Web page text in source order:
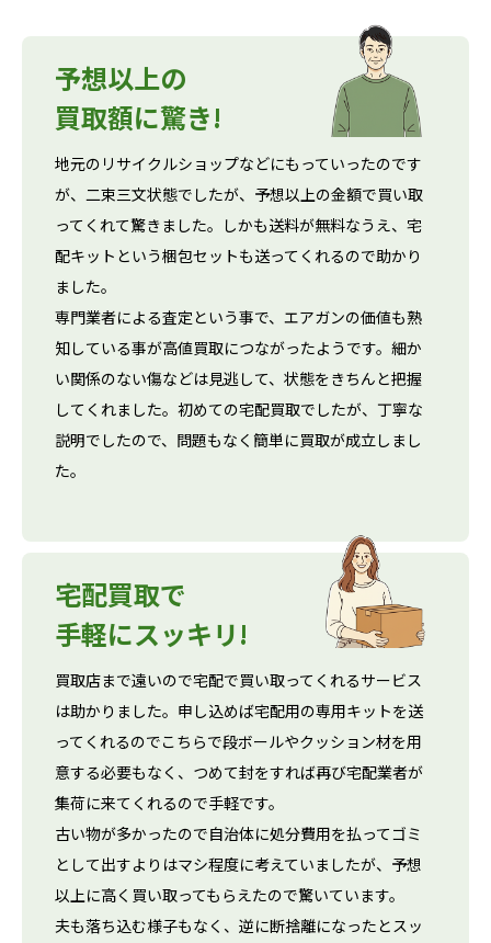
予想以上の
買取額に驚き!
地元のリサイクルショップなどにもっていったのです
が、二束三文状態でしたが、予想以上の金額で買い取
ってくれて驚きました。しかも送料が無料なうえ、宅
配キットという梱包セットも送ってくれるので助かり
ました。
専門業者による査定という事で、エアガンの価値も熟
知している事が高値買取につながったようです。細か
い関係のない傷などは見逃して、状態をきちんと把握
してくれました。初めての宅配買取でしたが、丁寧な
説明でしたので、問題もなく簡単に買取が成立しまし
た。
宅配買取で
手軽にスッキリ!
買取店まで遠いので宅配で買い取ってくれるサービス
は助かりました。申し込めば宅配用の専用キットを送
ってくれるのでこちらで段ボールやクッション材を用
意する必要もなく、つめて封をすれば再び宅配業者が
集荷に来てくれるので手軽です。
古い物が多かったので自治体に処分費用を払ってゴミ
として出すよりはマシ程度に考えていましたが、予想
以上に高く買い取ってもらえたので驚いています。
夫も落ち込む様子もなく、逆に断捨離になったとスッ